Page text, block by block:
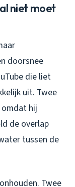
niet moet
doorsnee
die liet
uit. Twee
hij
de overlap
tussen de
Twee